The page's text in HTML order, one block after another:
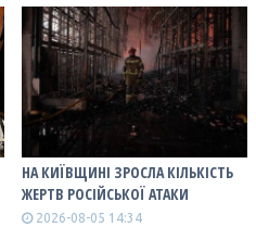
НА КИЇВЩИНІ ЗРОСЛА КІЛЬКІСТЬ
ЖЕРТВ РОСІЙСЬКОЇ АТАКИ
2026-08-05 14:34